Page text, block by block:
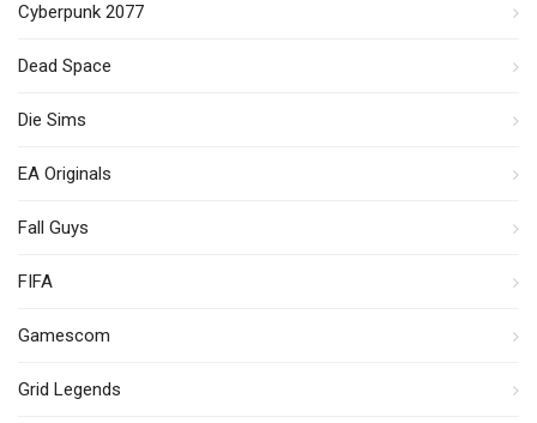
Cyberpunk 2077
Dead Space
Die Sims
EA Originals
Fall Guys
FIFA
Gamescom
Grid Legends